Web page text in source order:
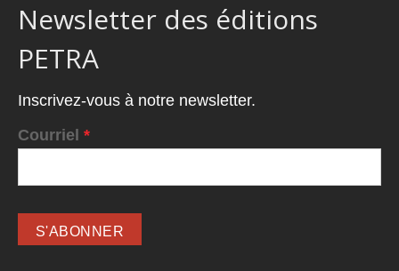
Newsletter des éditions
PETRA
Inscrivez-vous à notre newsletter.
Courriel *